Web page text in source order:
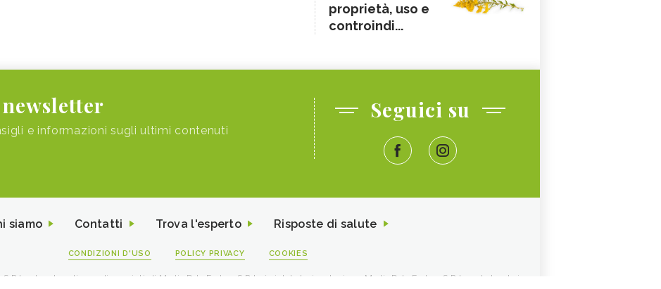
proprietà, uso e
controindi...
e informazioni sugli ultimi contenuti
Seguici su
siamo Contatti Trova l'esperto Risposte di salute
CONDIZIONI D'USO POLICY PRIVACY COOKIES
- I contenuti sono di proprietà di Media Data Factory S.R.L, è vietata la riproduzione. Media Data Factory S.R.L. sede legale in